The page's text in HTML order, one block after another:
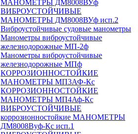
МАНОМЕТРЫ ДМ8008ВУф
ВИБРОУСТОЙЧИВЫЕ
МАНОМЕТРЫ ДМ8008ВУф исп.2
Виброустойчивые судовые манометры
Манометры виброустойчивые
железнодорожные МП-2ф
Манометры виброустойчивые
железнодорожные МПф
КОРРОЗИОННОСТОЙКИЕ
МАНОМЕТРЫ МП3АФ-Кс
КОРРОЗИОННОСТОЙКИЕ
МАНОМЕТРЫ МП4Аф-Кс
ВИБРОУСТОЙЧИВЫЕ
коррозионностойкие МАНОМЕТРЫ
ДМ8008Вуф-Кс исп.1